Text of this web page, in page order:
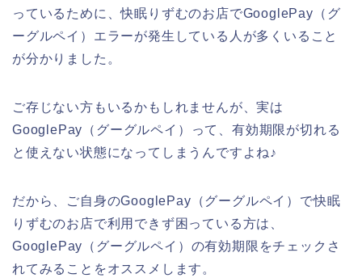
っているために、快眠りずむのお店でGooglePay（グ
ーグルペイ）エラーが発生している人が多くいること
が分かりました。
ご存じない方もいるかもしれませんが、実は
GooglePay（グーグルペイ）って、有効期限が切れる
と使えない状態になってしまうんですよね♪
だから、ご自身のGooglePay（グーグルペイ）で快眠
りずむのお店で利用できず困っている方は、
GooglePay（グーグルペイ）の有効期限をチェックさ
れてみることをオススメします。